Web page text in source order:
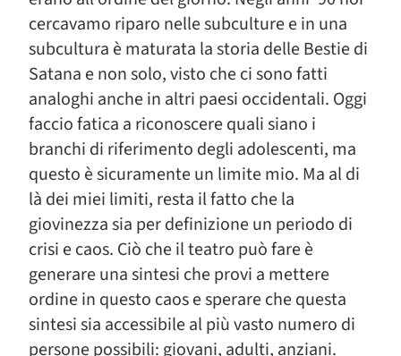
cercavamo riparo nelle subculture e in una
subcultura è maturata la storia delle Bestie di
Satana e non solo, visto che ci sono fatti
analoghi anche in altri paesi occidentali. Oggi
faccio fatica a riconoscere quali siano i
branchi di riferimento degli adolescenti, ma
questo è sicuramente un limite mio. Ma al di
là dei miei limiti, resta il fatto che la
giovinezza sia per definizione un periodo di
crisi e caos. Ciò che il teatro può fare è
generare una sintesi che provi a mettere
ordine in questo caos e sperare che questa
sintesi sia accessibile al più vasto numero di
persone possibili: giovani, adulti, anziani.